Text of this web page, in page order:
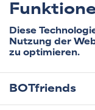
Diese
Nutzung der
zu optimieren.
BOTfriends